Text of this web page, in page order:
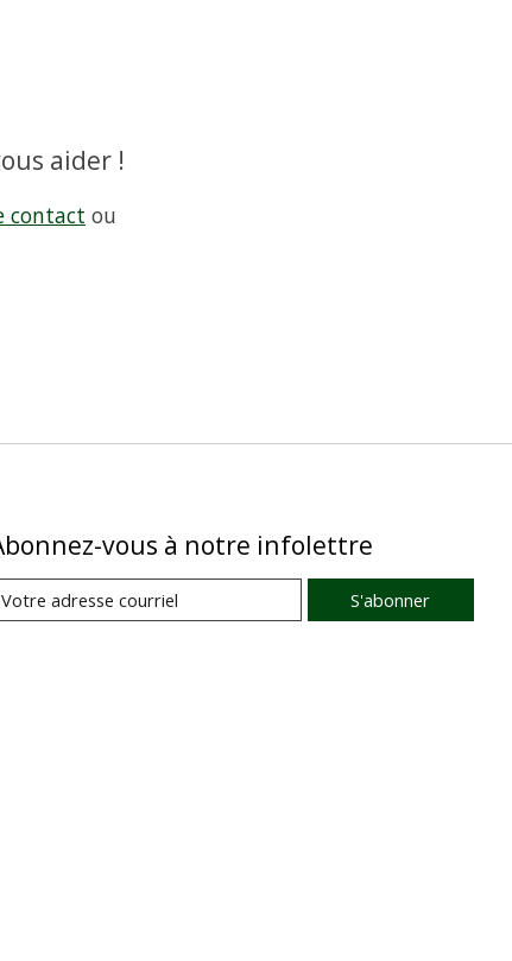
aider !
contact ou
vous à notre infolettre
S'abonner